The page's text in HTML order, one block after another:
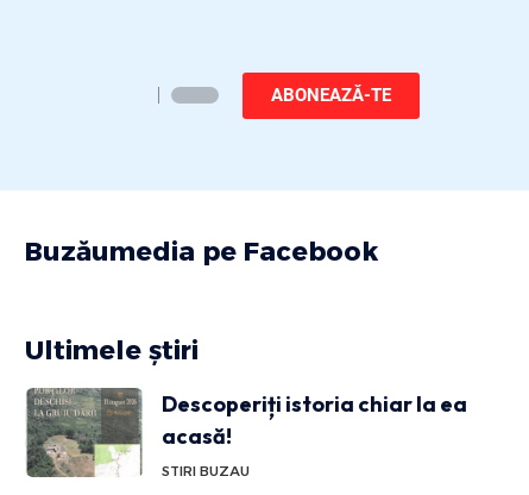
ABONEAZĂ-TE
Buzăumedia pe Facebook
Ultimele știri
Descoperiți istoria chiar la ea
acasă!
STIRI BUZAU